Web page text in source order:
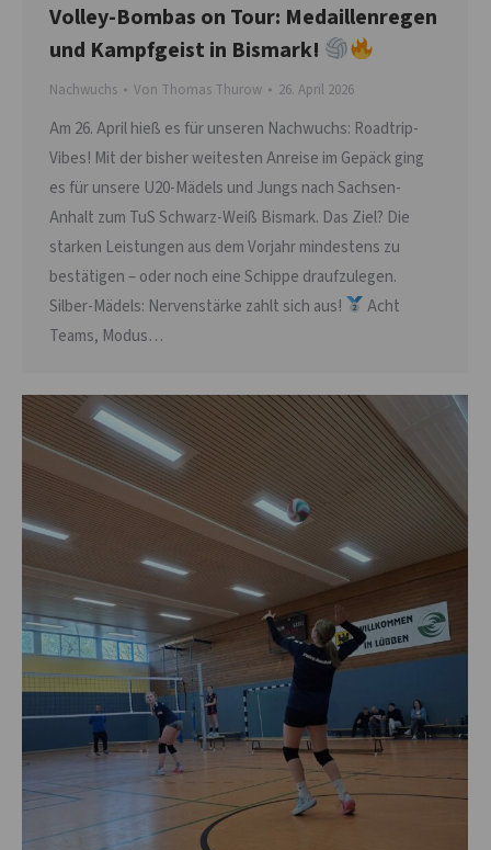
Volley-Bombas on Tour: Medaillenregen
und Kampfgeist in Bismark!
Nachwuchs Von Thomas Thurow 26. April 2026
Am 26. April hieß es für unseren Nachwuchs: Roadtrip-
Vibes! Mit der bisher weitesten Anreise im Gepäck ging
es für unsere U20-Mädels und Jungs nach Sachsen-
Anhalt zum TuS Schwarz-Weiß Bismark. Das Ziel? Die
starken Leistungen aus dem Vorjahr mindestens zu
bestätigen – oder noch eine Schippe draufzulegen.
Silber-Mädels: Nervenstärke zahlt sich aus!
Acht
Teams, Modus…